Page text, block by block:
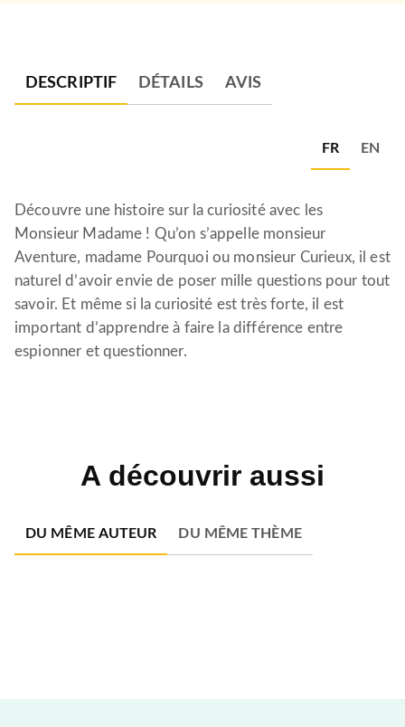
DESCRIPTIF DÉTAILS AVIS
FR EN
Découvre une histoire sur la curiosité avec les
Monsieur Madame ! Qu’on s’appelle monsieur
Aventure, madame Pourquoi ou monsieur Curieux, il est
naturel d’avoir envie de poser mille questions pour tout
savoir. Et même si la curiosité est très forte, il est
important d’apprendre à faire la différence entre
espionner et questionner.
A découvrir aussi
DU MÊME AUTEUR DU MÊME THÈME